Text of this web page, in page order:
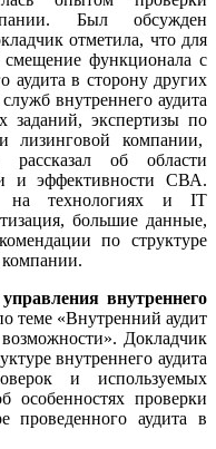
Был обсужден
отметила, что для
функционала с
аудита в сторону других
внутреннего аудита
заданий, экспертизы по
лизинговой компании,
рассказал об области
и эффективности СВА.
на технологиях и IT
большие данные,
по структуре
внутреннего
теме «Внутренний аудит
Докладчик
внутреннего аудита
и используемых
особенностях проверки
проведенного аудита в